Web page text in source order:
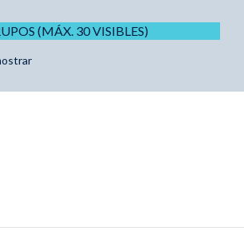
(MÁX. 30 VISIBLES)